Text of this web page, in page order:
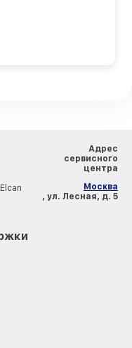
Адрес
сервисного
центра
Москва
, ул. Лесная, д. 5